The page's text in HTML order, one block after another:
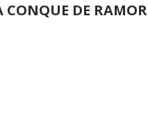
CONQUE DE RAMOR